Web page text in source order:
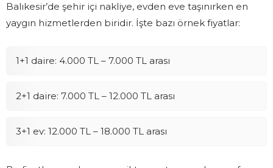
Balıkesir’de şehir içi nakliye, evden eve taşınırken en
yaygın hizmetlerden biridir. İşte bazı örnek fiyatlar:
1+1 daire: 4.000 TL – 7.000 TL arası
2+1 daire: 7.000 TL – 12.000 TL arası
3+1 ev: 12.000 TL – 18.000 TL arası